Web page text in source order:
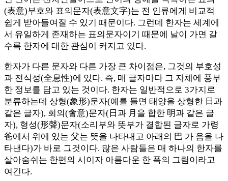
(表意)부호와 표의문자(表意文字)는 전 인류에게 비교적
쉽게 받아들여질 수 있기 때문이다. 그런데 한자는 세계에
서 유일하게 존재하는 표의문자이기 때문에 날이 가면 갈
수록 한자에 대한 관심이 커지고 있다.
한자가 다른 문자와 다른 가장 큰 차이점은, 그것의 부호성
과 전식성(全息性)에 있다. 즉, 매 글자마다 그 자체에 풍부
한 정보를 담고 있는 것이다. 한자는 일반적으로 3가지로
분류하는데 상형(象形)문자(예를 들면 태양을 상형한 日과
같은 글자), 회의(會意)문자(日과 月을 합한 明과 같은 글
자), 형성(形聲)문자(소리부와 뜻부가 결합된 글자로 가령
爸에서 위에 있는 父는 뜻을 나타내고 아래의 巴 가 음을 나
타낸다)가 바로 그것이다. 많은 사람들은 매 하나의 한자를
살아숨쉬는 한편의 시이자 아름다운 한 폭의 그림이라고
여긴다.